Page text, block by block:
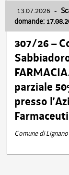
13.07.2026 -
domande:
307/26 –
parziale
presso
Comune di